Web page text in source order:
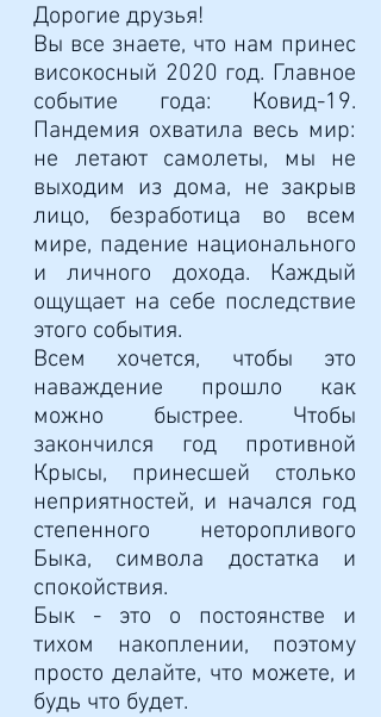
Дорогие друзья!
Вы все знаете, что нам принес
високосный 2020 год. Главное
событие года: Ковид-19.
Пандемия охватила весь мир:
не летают самолеты, мы не
выходим из дома, не закрыв
лицо, безработица во всем
мире, падение национального
и личного дохода. Каждый
ощущает на себе последствие
этого события.
Всем хочется, чтобы это
наваждение прошло как
можно быстрее. Чтобы
закончился год противной
Крысы, принесшей столько
неприятностей, и начался год
степенного неторопливого
Быка, символа достатка и
спокойствия.
Бык - это о постоянстве и
тихом накоплении, поэтому
просто делайте, что можете, и
будь что будет.